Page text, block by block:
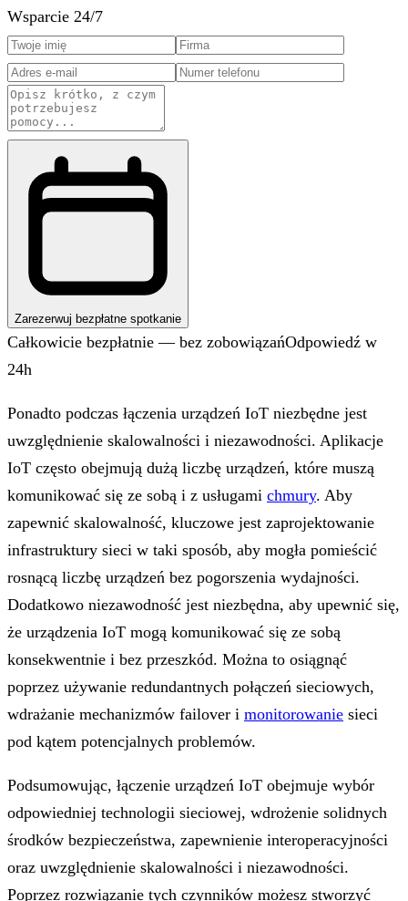
Wsparcie 24/7
Zarezerwuj bezpłatne spotkanie
Całkowicie bezpłatnie — bez zobowiązańOdpowiedź w
24h
Ponadto podczas łączenia urządzeń IoT niezbędne jest
uwzględnienie skalowalności i niezawodności. Aplikacje
IoT często obejmują dużą liczbę urządzeń, które muszą
komunikować się ze sobą i z usługami chmury. Aby
zapewnić skalowalność, kluczowe jest zaprojektowanie
infrastruktury sieci w taki sposób, aby mogła pomieścić
rosnącą liczbę urządzeń bez pogorszenia wydajności.
Dodatkowo niezawodność jest niezbędna, aby upewnić się,
że urządzenia IoT mogą komunikować się ze sobą
konsekwentnie i bez przeszkód. Można to osiągnąć
poprzez używanie redundantnych połączeń sieciowych,
wdrażanie mechanizmów failover i monitorowanie sieci
pod kątem potencjalnych problemów.
Podsumowując, łączenie urządzeń IoT obejmuje wybór
odpowiedniej technologii sieciowej, wdrożenie solidnych
środków bezpieczeństwa, zapewnienie interoperacyjności
oraz uwzględnienie skalowalności i niezawodności.
Poprzez rozwiązanie tych czynników możesz stworzyć